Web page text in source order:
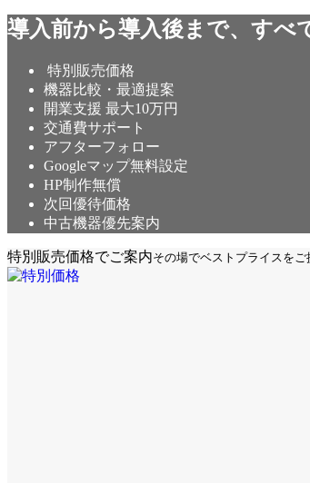
導入前から導入後まで、すべ
特別販売価格
機器比較・最適提案
開業支援 最大10万円
交通費サポート
アフターフォロー
Googleマップ無料設定
HP制作無償
次回優待価格
中古機器優先案内
特別販売価格でご案内その場でベストプライスをご